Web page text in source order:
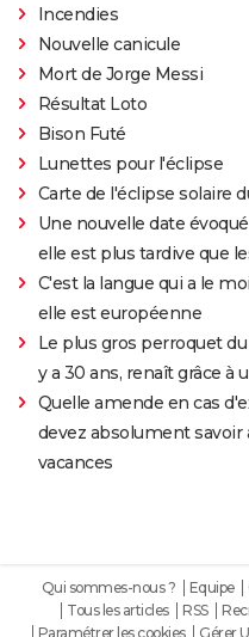
Incendies
Nouvelle canicule
Mort de Jorge Messi
Résultat Loto
Bison Futé
Lunettes pour l'éclipse
Carte de l'éclipse solaire
Une nouvelle date
elle est plus tardive que
C'est la langue qui a le
elle est européenne
Le plus gros perroquet
y a 30 ans, renaît grâce à
Quelle amende en cas
devez absolument savoir
vacances
Qui sommes-nous ? Equipe
Tous les articles
RSS
Paramétrer les cookies
Gérer